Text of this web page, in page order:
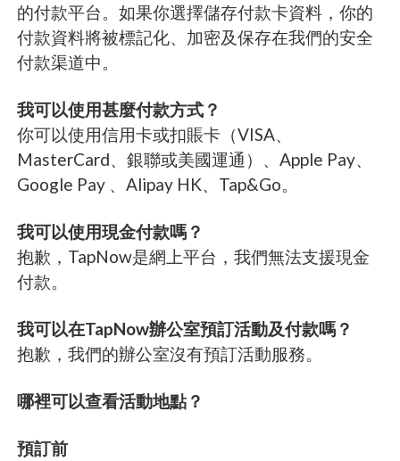
的付款平台。如果你選擇儲存付款卡資料，你的
付款資料將被標記化、加密及保存在我們的安全
付款渠道中。
我可以使用甚麼付款方式？
你可以使用信用卡或扣賬卡（VISA、
MasterCard、銀聯或美國運通）、Apple Pay、
Google Pay 、Alipay HK、Tap&Go。
我可以使用現金付款嗎？
抱歉，TapNow是網上平台，我們無法支援現金
付款。
我可以在TapNow辦公室預訂活動及付款嗎？
抱歉，我們的辦公室沒有預訂活動服務。
哪裡可以查看活動地點？
預訂前